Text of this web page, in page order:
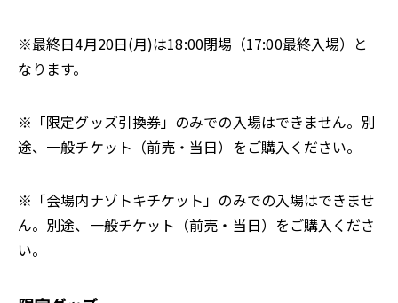
※最終日4月20日(月)は18:00閉場（17:00最終入場）と
なります。
※「限定グッズ引換券」のみでの入場はできません。別
途、一般チケット（前売・当日）をご購入ください。
※「会場内ナゾトキチケット」のみでの入場はできませ
ん。別途、一般チケット（前売・当日）をご購入くださ
い。